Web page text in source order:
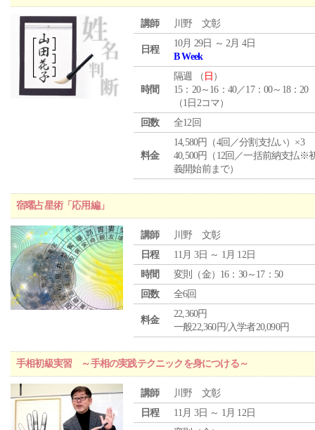
講師 川野 文彰
日程
10月 29日 ～ 2月 4日
B Week
時間
隔週 （ 日 ）
15：20～16：40／17：00～18：20
（1日2コマ）
回数
全12回
料金
14,580円（4回／分割支払い）×3
40,500円（12回／一括前納支払※
義開始前まで）
宿曜占星術「応用編」
講師
川野 文彰
日程
11月 3日 ～ 1月 12日
時間
変則（金）16：30～17：50
回数
全6回
料金
22,360円
一般22,360円/入学者20,090円
手相初級実習 ～手相の実践テクニックを身につける～
講師
川野 文彰
日程
11月 3日 ～ 1月 12日